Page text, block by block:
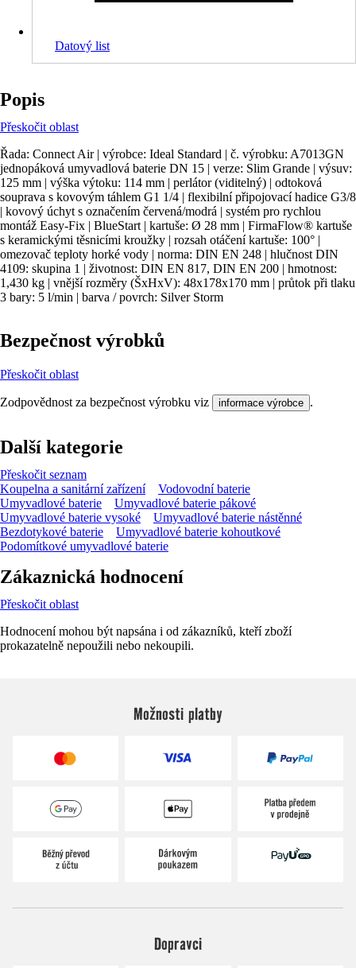
Datový list
Popis
Přeskočit oblast
Řada: Connect Air | výrobce: Ideal Standard | č. výrobku: A7013GN
jednopáková umyvadlová baterie DN 15 | verze: Slim Grande | výsuv:
125 mm | výška výtoku: 114 mm | perlátor (viditelný) | odtoková
souprava s kovovým táhlem G1 1/4 | flexibilní připojovací hadice G3/8
| kovový úchyt s označením červená/modrá | systém pro rychlou
montáž Easy-Fix | BlueStart | kartuše: Ø 28 mm | FirmaFlow® kartuše
s keramickými těsnicími kroužky | rozsah otáčení kartuše: 100° |
omezovač teploty horké vody | norma: DIN EN 248 | hlučnost DIN
4109: skupina 1 | životnost: DIN EN 817, DIN EN 200 | hmotnost:
1,430 kg | vnější rozměry (ŠxHxV): 48x178x170 mm | průtok při tlaku
3 bary: 5 l/min | barva / povrch: Silver Storm
Bezpečnost výrobků
Přeskočit oblast
Zodpovědnost za bezpečnost výrobku viz informace výrobce .
Další kategorie
Přeskočit seznam
Koupelna a sanitární zařízení
Vodovodní baterie
Umyvadlové baterie
Umyvadlové baterie pákové
Umyvadlové baterie vysoké
Umyvadlové baterie nástěnné
Bezdotykové baterie
Umyvadlové baterie kohoutkové
Podomítkové umyvadlové baterie
Zákaznická hodnocení
Přeskočit oblast
Hodnocení mohou být napsána i od zákazníků, kteří zboží
prokazatelně nepoužili nebo nekoupili.
Možnosti platby
Dopravci